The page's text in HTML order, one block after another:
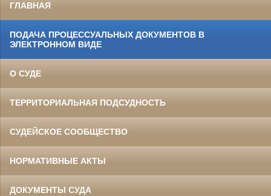
ГЛАВНАЯ
ПОДАЧА ПРОЦЕССУАЛЬНЫХ ДОКУМЕНТОВ В
ЭЛЕКТРОННОМ ВИДЕ
О СУДЕ
ТЕРРИТОРИАЛЬНАЯ ПОДСУДНОСТЬ
СУДЕЙСКОЕ СООБЩЕСТВО
НОРМАТИВНЫЕ АКТЫ
ДОКУМЕНТЫ СУДА